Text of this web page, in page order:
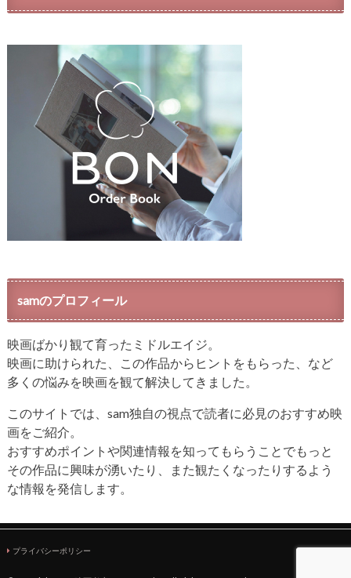
samのプロフィール
映画ばかり観て育ったミドルエイジ。
映画に助けられた、この作品からヒントをもらった、など
多くの悩みを映画を観て解決してきました。
このサイトでは、sam独自の視点で読者に必見のおすすめ映
画をご紹介。
おすすめポイントや関連情報を知ってもらうことでもっと
その作品に興味が湧いたり、また観たくなったりするよう
な情報を発信します。
プライバシーポリシー